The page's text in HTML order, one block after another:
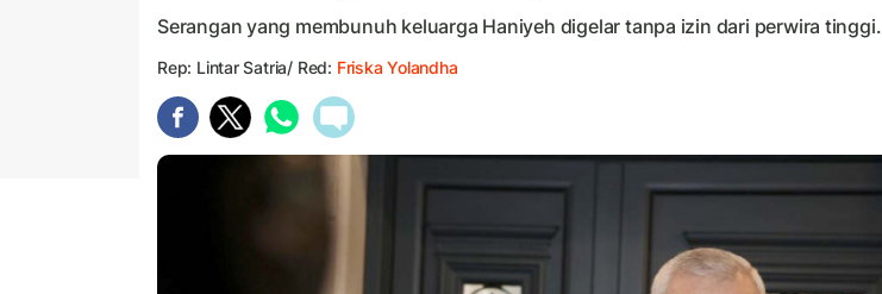
Serangan yang membunuh keluarga Haniyeh digelar tanpa izin dari perwira tinggi.
Rep: Lintar Satria/ Red: Friska Yolandha